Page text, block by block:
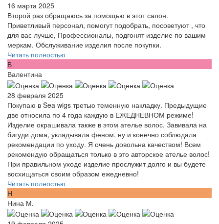
16 марта 2025
Второй раз обращаюсь за помощью в этот салон.
Приветливый персонал, помогут подобрать, посоветуют , что
для вас лучше, Профессионалы, подгонят изделие по вашим
меркам. Обслуживание изделия после покупки.
Читать полностью
В
Валентина
28 февраля 2025
Покупаю в Sea wigs третью теменную накладку. Предыдущие
две относила по 4 года каждую в ЕЖЕДНЕВНОМ режиме!
Изделие окрашивала также в этом ателье волос. Завивала на
бигуди дома, укладывала феном, ну и конечно соблюдала
рекомендации по уходу. Я очень довольна качеством! Всем
рекомендую обращаться только в это авторское ателье волос!
При правильном уходе изделие прослужит долго и вы будете
восхищаться своим образом ежедневно!
Читать полностью
Н
Нина М.